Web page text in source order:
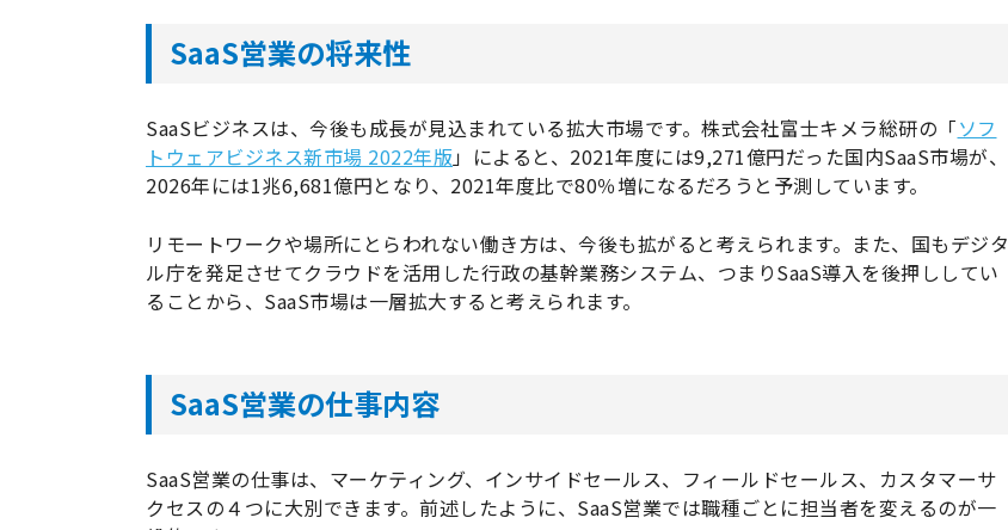
SaaS営業の将来性
SaaSビジネスは、今後も成長が見込まれている拡大市場です。株式会社富士キメラ総研の「ソフ
トウェアビジネス新市場 2022年版」によると、2021年度には9,271億円だった国内SaaS市場が、
2026年には1兆6,681億円となり、2021年度比で80％増になるだろうと予測しています。
リモートワークや場所にとらわれない働き方は、今後も拡がると考えられます。また、国もデジタ
ル庁を発足させてクラウドを活用した行政の基幹業務システム、つまりSaaS導入を後押ししてい
ることから、SaaS市場は一層拡大すると考えられます。
SaaS営業の仕事内容
SaaS営業の仕事は、マーケティング、インサイドセールス、フィールドセールス、カスタマーサ
クセスの４つに大別できます。前述したように、SaaS営業では職種ごとに担当者を変えるのが一